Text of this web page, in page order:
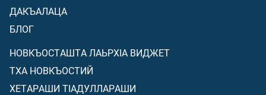
ДАКЪАЛАЦА
БЛОГ
НОВКЪОСТАШТА ЛАЬРХIА ВИДЖЕТ
ТХА НОВКЪОСТИЙ
ХЕТАРАШИ ТIАДУЛЛАРАШИ